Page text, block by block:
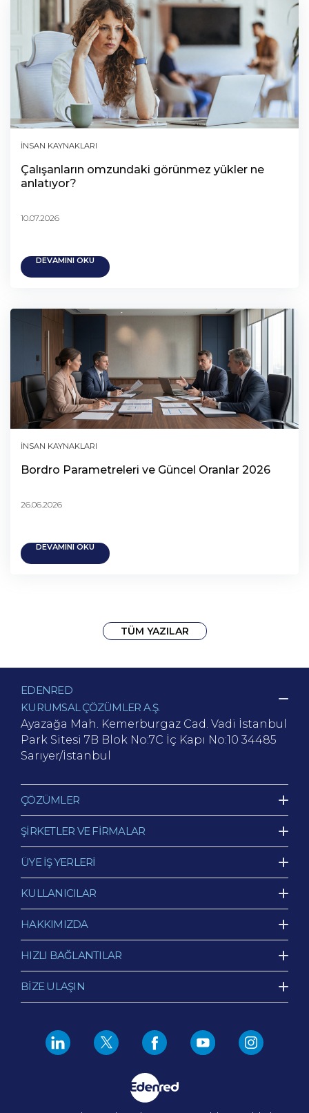
İNSAN KAYNAKLARI
Çalışanların omzundaki görünmez yükler ne
anlatıyor?
10.07.2026
DEVAMINI OKU
İNSAN KAYNAKLARI
Bordro Parametreleri ve Güncel Oranlar 2026
26.06.2026
DEVAMINI OKU
TÜM YAZILAR
EDENRED
KURUMSAL ÇÖZÜMLER A.Ş.
Ayazağa Mah. Kemerburgaz Cad. Vadi İstanbul
Park Sitesi 7B Blok No:7C İç Kapı No:10 34485
Sarıyer/İstanbul
ÇÖZÜMLER
ŞİRKETLER VE FİRMALAR
ÜYE İŞ YERLERİ
KULLANICILAR
HAKKIMIZDA
HIZLI BAĞLANTILAR
BİZE ULAŞIN